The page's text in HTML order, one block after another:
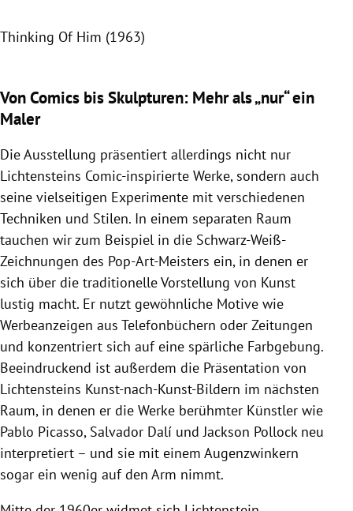
Thinking Of Him (1963)
Von Comics bis Skulpturen: Mehr als „nur“ ein
Maler
Die Ausstellung präsentiert allerdings nicht nur
Lichtensteins Comic-inspirierte Werke, sondern auch
seine vielseitigen Experimente mit verschiedenen
Techniken und Stilen. In einem separaten Raum
tauchen wir zum Beispiel in die Schwarz-Weiß-
Zeichnungen des Pop-Art-Meisters ein, in denen er
sich über die traditionelle Vorstellung von Kunst
lustig macht. Er nutzt gewöhnliche Motive wie
Werbeanzeigen aus Telefonbüchern oder Zeitungen
und konzentriert sich auf eine spärliche Farbgebung.
Beeindruckend ist außerdem die Präsentation von
Lichtensteins Kunst-nach-Kunst-Bildern im nächsten
Raum, in denen er die Werke berühmter Künstler wie
Pablo Picasso, Salvador Dalí und Jackson Pollock neu
interpretiert – und sie mit einem Augenzwinkern
sogar ein wenig auf den Arm nimmt.